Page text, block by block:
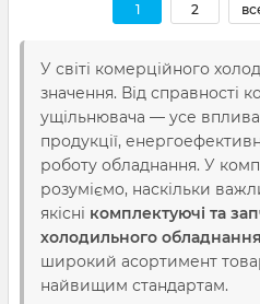
1 2
У світі комерційного
значення. Від справності
ущільнювача — усе
продукції,
роботу обладнання. У
розуміємо, наскільки
якісні комплектуючі та
холодильного обладнання
широкий асортимент
найвищим стандартам.